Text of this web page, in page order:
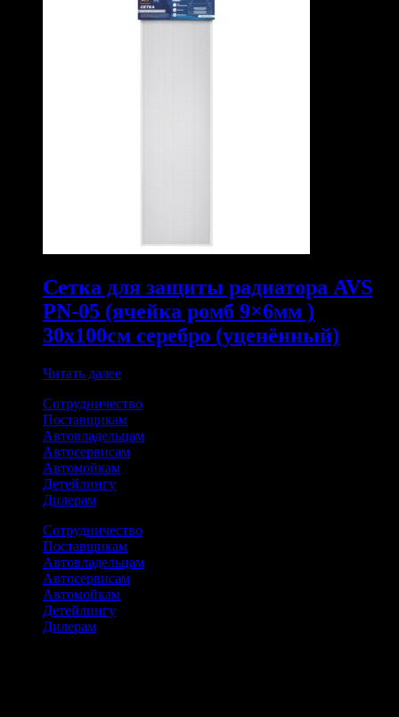
Сетка для защиты радиатора AVS
PN-05 (ячейка ромб 9×6мм )
30х100см серебро (уценённый)
Читать далее
Сотрудничество
Поставщикам
Автовладельцам
Автосервисам
Автомойкам
Детейлингу
Дилерам
Сотрудничество
Поставщикам
Автовладельцам
Автосервисам
Автомойкам
Детейлингу
Дилерам